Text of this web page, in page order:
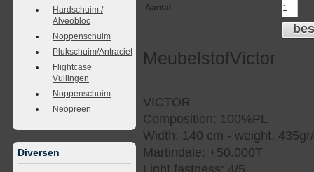
Hardschuim /
Alveobloc
Noppenschuim
Plukschuim/Antraciet
Flightcase
Vullingen
Noppenschuim
Neopreen
Diversen
Aantal
MeubelstofVictor
VICTOR
Composition: 100%PL
Width: 140 cm - weight:
Martindale: +50.000T